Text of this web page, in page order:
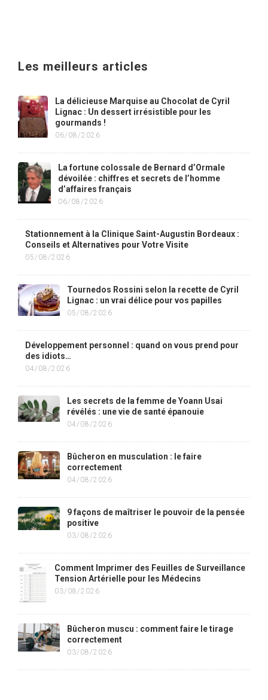
Les meilleurs articles
La délicieuse Marquise au Chocolat de Cyril
Lignac : Un dessert irrésistible pour les
gourmands !
06/08/2026
La fortune colossale de Bernard d’Ormale
dévoilée : chiffres et secrets de l’homme
d’affaires français
06/08/2026
Stationnement à la Clinique Saint-Augustin Bordeaux :
Conseils et Alternatives pour Votre Visite
05/08/2026
Tournedos Rossini selon la recette de Cyril
Lignac : un vrai délice pour vos papilles
05/08/2026
Développement personnel : quand on vous prend pour
des idiots…
04/08/2026
Les secrets de la femme de Yoann Usai
révélés : une vie de santé épanouie
04/08/2026
Bûcheron en musculation : le faire
correctement
04/08/2026
9 façons de maîtriser le pouvoir de la pensée
positive
03/08/2026
Comment Imprimer des Feuilles de Surveillance
Tension Artérielle pour les Médecins
03/08/2026
Bûcheron muscu : comment faire le tirage
correctement
03/08/2026